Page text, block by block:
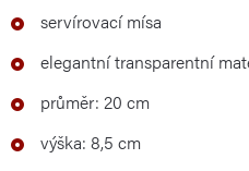
servírovací mísa
elegantní transparentní
průměr: 20 cm
výška: 8,5 cm